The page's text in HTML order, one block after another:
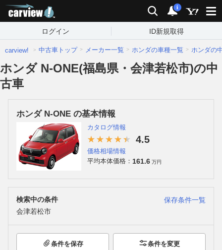
検索 通知
i
ログイン ID新規取得
carview! 中古車トップ メーカー一覧 ホンダの車種一覧 ホンダの
ホンダ N-ONE(福島県・会津若松市)の中
古車
ホンダ N-ONE の基本情報
カタログ情報
4.5
価格相場情報
平均本体価格： 161.6 万円
検索中の条件
保存条件一覧
会津若松市
条件を保存 条件を変更